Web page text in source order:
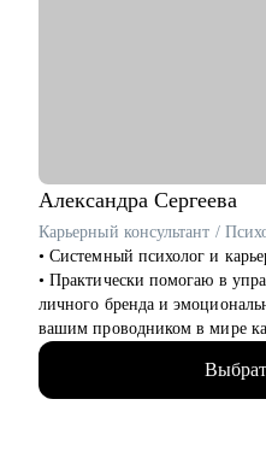
Александра Сергеева
Карьерный консультант /
• Системный психолог и
• Практически помогаю в
личного бренда и
вашим проводником в мире
• 14+ в HR бизнес-
фармкомпаний, авто и др.
• 18+ опыта в